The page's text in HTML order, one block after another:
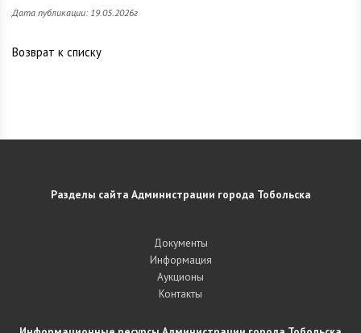
Дата публикации: 19.05.2026г
Возврат к списку
Разделы сайта Администрации города Тобольска
Документы
Информация
Аукционы
Контакты